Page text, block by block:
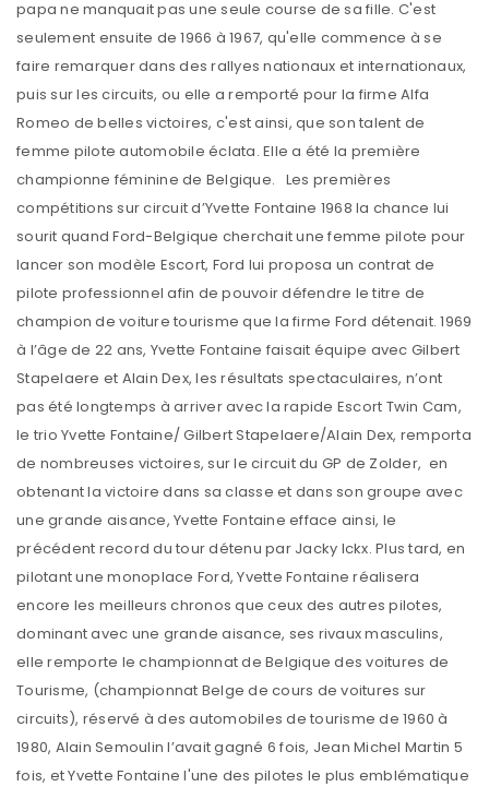
papa ne manquait pas une seule course de sa fille. C'est
seulement ensuite de 1966 à 1967, qu'elle commence à se
faire remarquer dans des rallyes nationaux et internationaux,
puis sur les circuits, ou elle a remporté pour la firme Alfa
Romeo de belles victoires, c'est ainsi, que son talent de
femme pilote automobile éclata. Elle a été la première
championne féminine de Belgique. Les premières
compétitions sur circuit d’Yvette Fontaine 1968 la chance lui
sourit quand Ford-Belgique cherchait une femme pilote pour
lancer son modèle Escort, Ford lui proposa un contrat de
pilote professionnel afin de pouvoir défendre le titre de
champion de voiture tourisme que la firme Ford détenait. 1969
à l’âge de 22 ans, Yvette Fontaine faisait équipe avec Gilbert
Stapelaere et Alain Dex, les résultats spectaculaires, n’ont
pas été longtemps à arriver avec la rapide Escort Twin Cam,
le trio Yvette Fontaine/ Gilbert Stapelaere/Alain Dex, remporta
de nombreuses victoires, sur le circuit du GP de Zolder, en
obtenant la victoire dans sa classe et dans son groupe avec
une grande aisance, Yvette Fontaine efface ainsi, le
précédent record du tour détenu par Jacky Ickx. Plus tard, en
pilotant une monoplace Ford, Yvette Fontaine réalisera
encore les meilleurs chronos que ceux des autres pilotes,
dominant avec une grande aisance, ses rivaux masculins,
elle remporte le championnat de Belgique des voitures de
Tourisme, (championnat Belge de cours de voitures sur
circuits), réservé à des automobiles de tourisme de 1960 à
1980, Alain Semoulin l’avait gagné 6 fois, Jean Michel Martin 5
fois, et Yvette Fontaine l'une des pilotes le plus emblématique